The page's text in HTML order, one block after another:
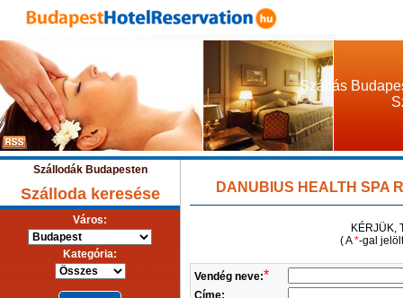
Szállás
Szállodák Budapesten
Szálloda keresése
Város:
Kategória:
DANUBIUS HEALTH SPA
KÉRJÜK,
( A*-gal
Vendég neve:*
Címe: